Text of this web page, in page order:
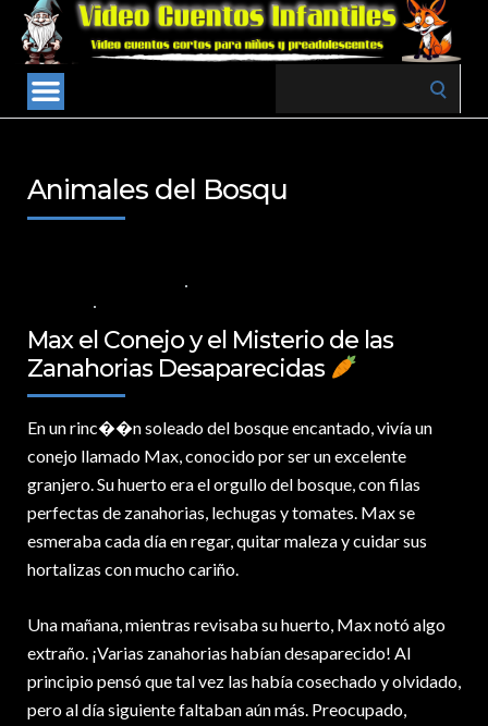
Animales del Bosqu
Max el Conejo y el Misterio de las
Zanahorias Desaparecidas
En un rinc��n soleado del bosque encantado, vivía un
conejo llamado Max, conocido por ser un excelente
granjero. Su huerto era el orgullo del bosque, con filas
perfectas de zanahorias, lechugas y tomates. Max se
esmeraba cada día en regar, quitar maleza y cuidar sus
hortalizas con mucho cariño.
Una mañana, mientras revisaba su huerto, Max notó algo
extraño. ¡Varias zanahorias habían desaparecido! Al
principio pensó que tal vez las había cosechado y olvidado,
pero al día siguiente faltaban aún más. Preocupado,